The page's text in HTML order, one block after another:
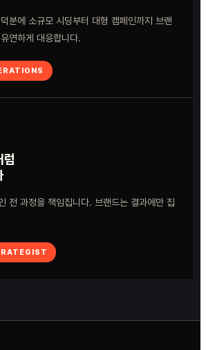
분에 소규모 시딩부터 대형 캠페인까지 브랜
연하게 대응합니다.
럼
전 과정을 책임집니다. 브랜드는 결과에만 집